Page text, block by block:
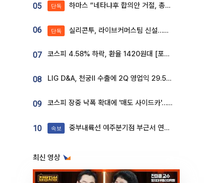
05 단독 하마스 “네타냐후 합의안 거절, 총선 앞두고 시간 끌기”
06 단독 실리콘투, 라이브커머스팀 신설…K뷰티 ‘글로벌 판매망’ 확대[K뷰티 라방戰]
07 코스피 4.58% 하락, 환율 1420원대 [포토]
08 LIG D&A, 천궁Ⅱ 수출에 2Q 영업익 29.5%↑…수주잔고 24.6조 [종합]
09 코스피 장중 낙폭 확대에 '매도 사이드카'…외인 2.8조'팔자'· 개인 3.1조 '사자'
10 속보 중부내륙선 여주분기점 부근서 연이은 추돌사고 발생
최신 영상